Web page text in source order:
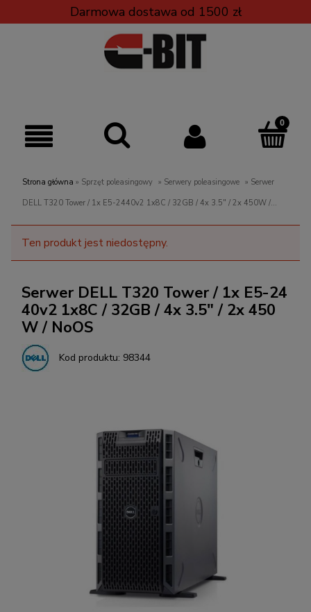
Darmowa dostawa od 1500 zł
Strona główna » Sprzęt poleasingowy » Serwery poleasingowe » Serwer
DELL T320 Tower / 1x E5-2440v2 1x8C / 32GB / 4x 3.5" / 2x 450W /
NoOS
Ten produkt jest niedostępny.
Serwer DELL T320 Tower / 1x E5-24
40v2 1x8C / 32GB / 4x 3.5" / 2x 450
W / NoOS
Kod produktu: 98344